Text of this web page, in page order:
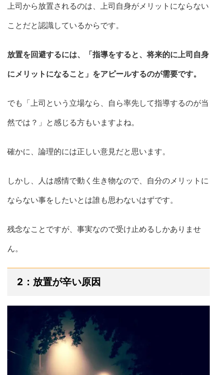
上司から放置されるのは、上司自身がメリットにならない
ことだと認識しているからです。
放置を回避するには、「指導をすると、将来的に上司自身
にメリットになること」をアピールするのが需要です。
でも「上司という立場なら、自ら率先して指導するのが当
然では？」と感じる方もいますよね。
確かに、論理的には正しい意見だと思います。
しかし、人は感情で動く生き物なので、自分のメリットに
ならない事をしたいとは誰も思わないはずです。
残念なことですが、事実なので受け止めるしかありませ
ん。
2：放置が辛い原因